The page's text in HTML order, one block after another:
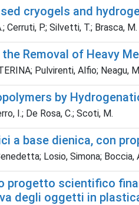
cryogels and
Cerruti, P.; Silvetti, T.; Brasca, M.
Removal of Heavy
Pulvirenti, Alfio; Neagu,
by
I.; De Rosa, C.; Scoti, M.
a base dienica, con
Losio, Simona;
progetto scientifico
degli oggetti in